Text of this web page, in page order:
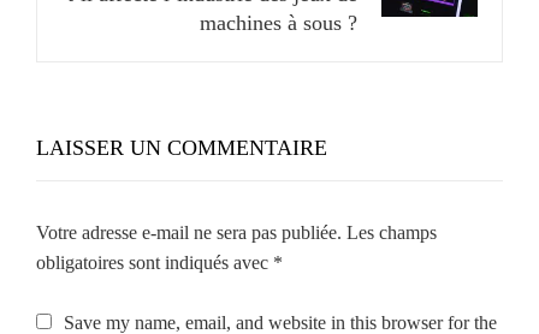
machines à sous ?
LAISSER UN COMMENTAIRE
Votre adresse e-mail ne sera pas publiée. Les champs
obligatoires sont indiqués avec *
Save my name, email, and website in this browser for the